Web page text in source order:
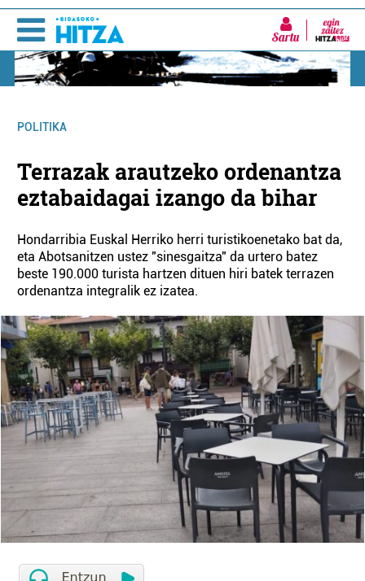
Sartu
POLITIKA
Terrazak arautzeko ordenantza
eztabaidagai izango da bihar
Hondarribia Euskal Herriko herri turistikoenetako bat da,
eta Abotsanitzen ustez "sinesgaitza" da urtero batez
beste 190.000 turista hartzen dituen hiri batek terrazen
ordenantza integralik ez izatea.